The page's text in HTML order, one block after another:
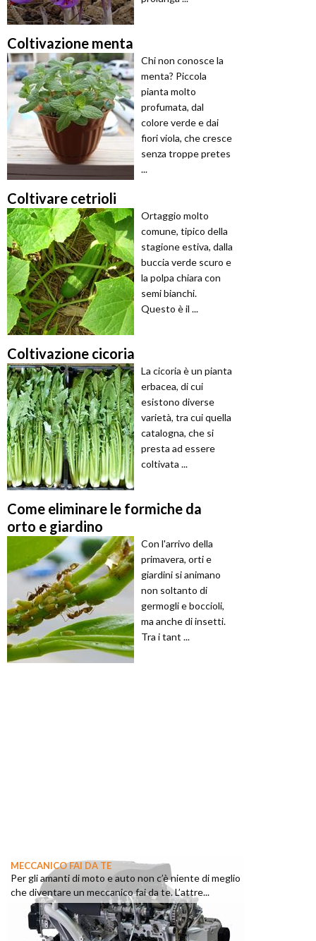
Coltivazione menta
Chi non conosce la
menta? Piccola
pianta molto
profumata, dal
colore verde e dai
fiori viola, che cresce
senza troppe pretes
...
Coltivare cetrioli
Ortaggio molto
comune, tipico della
stagione estiva, dalla
buccia verde scuro e
la polpa chiara con
semi bianchi.
Questo è il ...
Coltivazione cicoria
La cicoria è un pianta
erbacea, di cui
esistono diverse
varietà, tra cui quella
catalogna, che si
presta ad essere
coltivata ...
Come eliminare le formiche da
orto e giardino
Con l'arrivo della
primavera, orti e
giardini si animano
non soltanto di
germogli e boccioli,
ma anche di insetti.
Tra i tant ...
MECCANICO FAI DA TE
Per gli amanti di moto e auto non c’è niente di meglio
che diventare un meccanico fai da te. L’attre...